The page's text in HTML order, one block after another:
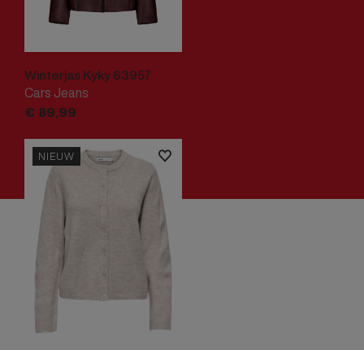
Winterjas Kyky 63957
Cars Jeans
€ 89,99
NIEUW